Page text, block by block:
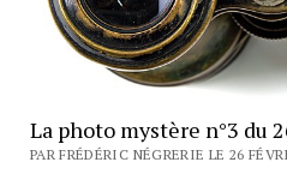
La photo mystère n°3 du
PAR FRÉDÉRIC NÉGRERIE LE 26